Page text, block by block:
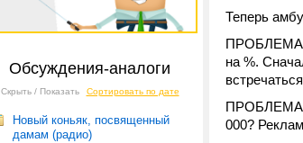
Обсуждения-аналоги
Скрыть / Показать Сортировать по дате
Новый коньяк, посвященный
дамам (радио)
Теперь
ПРОБЛЕМА
на %.
ПРОБЛЕМА
000?